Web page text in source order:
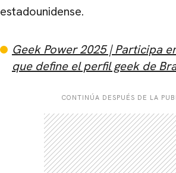
estadounidense.
Geek Power 2025 | Participa
que define el perfil geek de
CONTINÚA DESPUÉS DE LA